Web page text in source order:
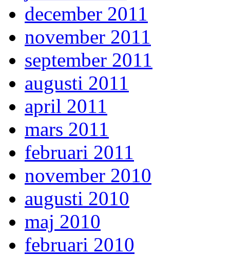
december 2011
november 2011
september 2011
augusti 2011
april 2011
mars 2011
februari 2011
november 2010
augusti 2010
maj 2010
februari 2010